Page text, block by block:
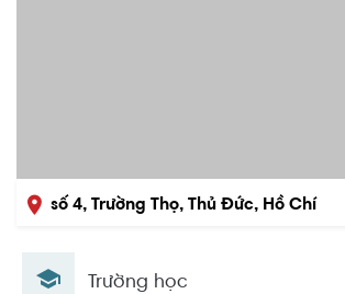
số 4, Trường Thọ, Thủ Đức, Hồ Chí
Trường học